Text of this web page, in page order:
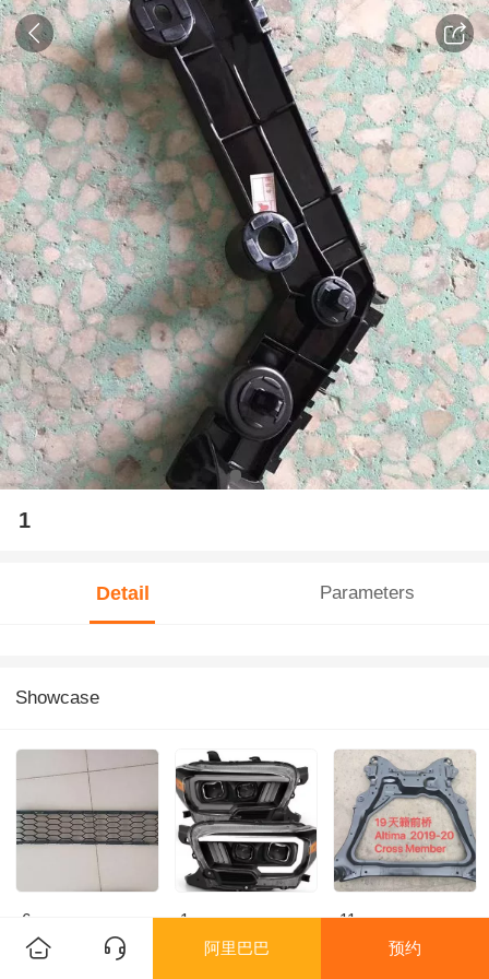
1
Detail Parameters
Showcase
6 1
11
阿里巴巴
预约